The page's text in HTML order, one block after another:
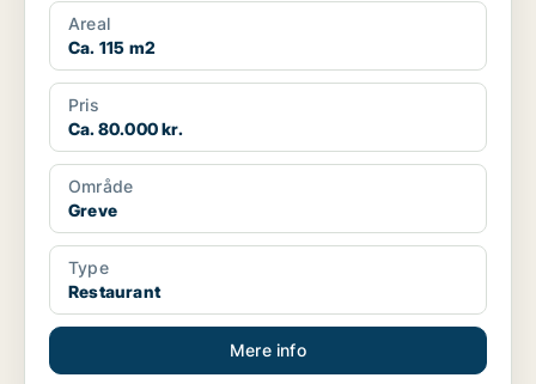
Areal
Ca. 115 m2
Pris
Ca. 80.000 kr.
Område
Greve
Type
Restaurant
Mere info